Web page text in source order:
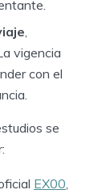
vigencia
con el
se
EX00